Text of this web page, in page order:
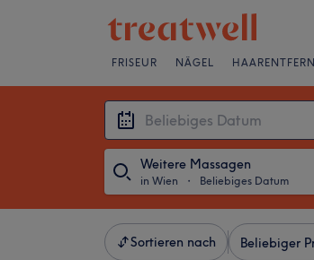
FRISEUR NÄGEL
Weitere Massagen
in Wien ・ Beliebiges Datum
Sortieren nach Beliebiger